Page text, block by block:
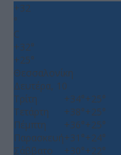
+32
°
C
+32°
+25°
Θεσσαλονίκη
Δευτέρα, 10
Τρίτη
+34°+25°
Τετάρτη
+38°+25°
Πέμπτη
+36°+25°
Παρασκευή+31°+24°
Σάββατο
+30°+22°